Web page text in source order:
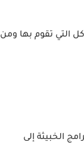
التي تقوم بها ومن
الخبيثة إلى